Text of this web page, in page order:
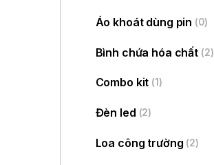
Áo khoát dùng pin (0)
Bình chứa hóa chất (2)
Combo kit (1)
Đèn led (2)
Loa công trường (2)